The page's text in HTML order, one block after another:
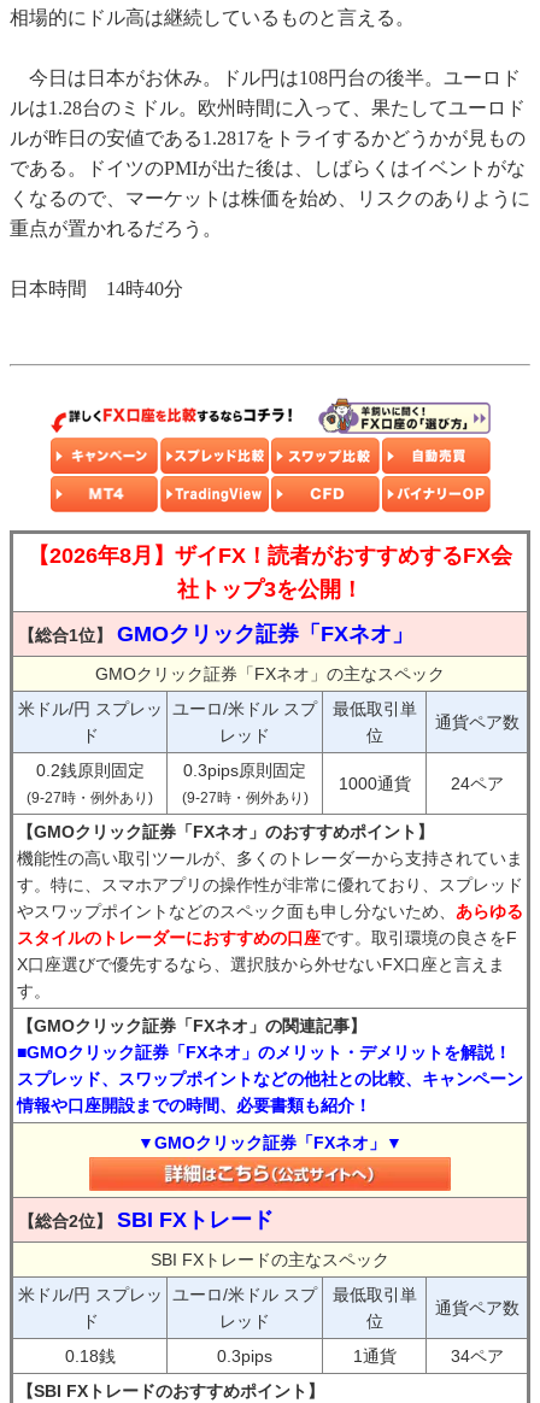
相場的にドル高は継続しているものと言える。
今日は日本がお休み。ドル円は108円台の後半。ユーロド
ルは1.28台のミドル。欧州時間に入って、果たしてユーロド
ルが昨日の安値である1.2817をトライするかどうかが見もの
である。ドイツのPMIが出た後は、しばらくはイベントがな
くなるので、マーケットは株価を始め、リスクのありように
重点が置かれるだろう。
日本時間 14時40分
【2026年8月】ザイFX！読者がおすすめするFX会
社トップ3を公開！
【総合1位】 GMOクリック証券「FXネオ」
GMOクリック証券「FXネオ」の主なスペック
米ドル/円 スプレッ
ド
ユーロ/米ドル スプ
レッド
最低取引単
位
通貨ペア数
0.2銭原則固定
(9-27時・例外あり)
0.3pips原則固定
(9-27時・例外あり)
1000通貨 24ペア
【GMOクリック証券「FXネオ」のおすすめポイント】
機能性の高い取引ツールが、多くのトレーダーから支持されていま
す。特に、スマホアプリの操作性が非常に優れており、スプレッド
やスワップポイントなどのスペック面も申し分ないため、 あらゆる
スタイルのトレーダーにおすすめの口座です。取引環境の良さをF
X口座選びで優先するなら、選択肢から外せないFX口座と言えま
す。
【GMOクリック証券「FXネオ」の関連記事】
■GMOクリック証券「FXネオ」のメリット・デメリットを解説！
スプレッド、スワップポイントなどの他社との比較、キャンペーン
情報や口座開設までの時間、必要書類も紹介！
▼GMOクリック証券「FXネオ」▼
【総合2位】 SBI FXトレード
SBI FXトレードの主なスペック
米ドル/円 スプレッ
ド
ユーロ/米ドル スプ
レッド
最低取引単
位
通貨ペア数
0.18銭 0.3pips 1通貨
34ペア
【SBI FXトレードのおすすめポイント】